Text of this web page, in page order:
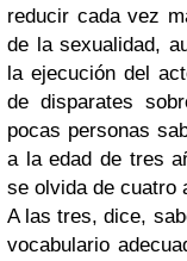
reducir cada vez
de la sexualidad,
la ejecución del
de disparates
pocas personas
a la edad de tres
se olvida de cuatro
A las tres, dice,
vocabulario